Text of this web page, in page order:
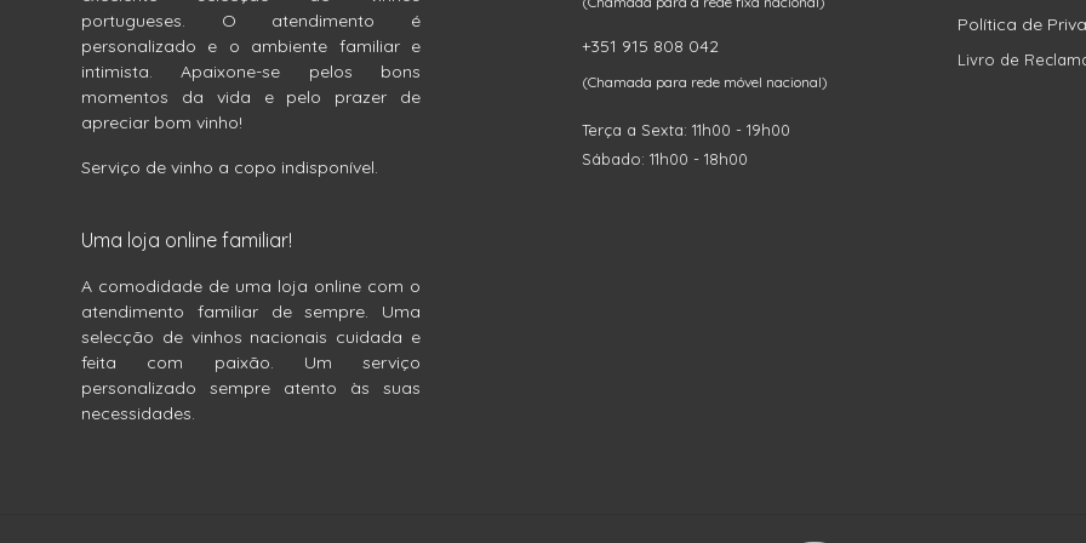
portugueses. O atendimento é
personalizado e o ambiente familiar e
intimista. Apaixone-se pelos bons
momentos da vida e pelo prazer de
apreciar bom vinho!
Serviço de vinho a copo indisponível.
Uma loja online familiar!
A comodidade de uma loja online com o
atendimento familiar de sempre. Uma
selecção de vinhos nacionais cuidada e
feita com paixão. Um serviço
personalizado sempre atento às suas
necessidades.
+351 915 808 042
(Chamada para rede móvel nacional)
Terça a Sexta: 11h00 - 19h00
Sábado: 11h00 - 18h00
Política de
Livro de